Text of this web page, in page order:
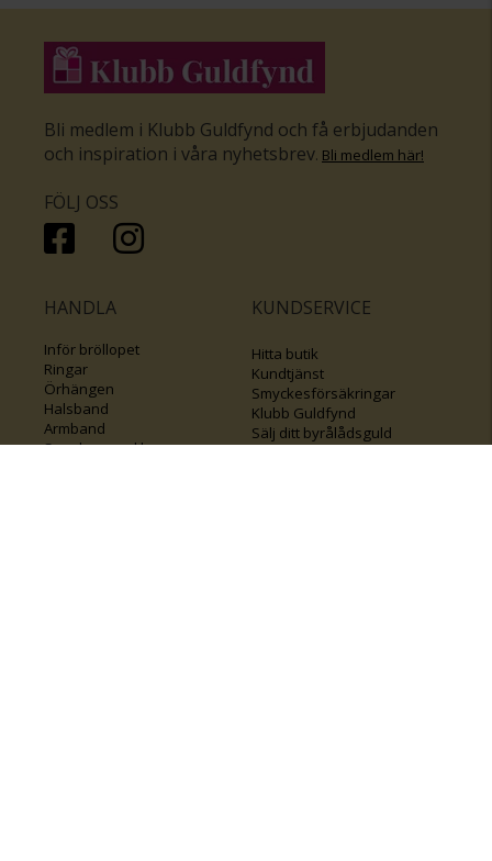
Bli medlem i Klubb Guldfynd och få erbjudanden
och inspiration i våra nyhetsbrev. Bli medlem här!
FÖLJ OSS
HANDLA
Inför bröllopet
Ringar
Örhängen
Halsband
Armband
Smycken med kors
KUNDSERVICE
Hitta butik
Kundtjänst
Smyckesförsäkringar
Klubb Guldfynd
Sälj ditt byrålådsguld